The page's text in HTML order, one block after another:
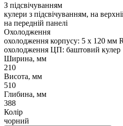
З підсвічуванням
кулери з підсвічуванням, на
на передній панелі
Охолодження
охолодження корпусу: 5 x 120 мм
охолодження ЦП: баштовий кулер
Ширина, мм
210
Висота, мм
510
Глибина, мм
388
Колір
чорний